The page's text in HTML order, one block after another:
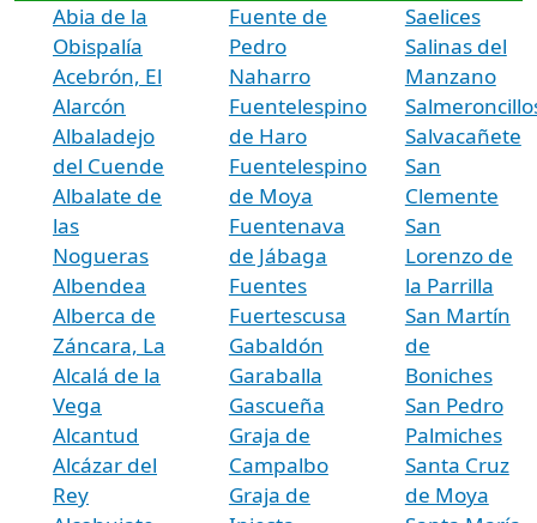
Abia de la
Obispalía
Acebrón, El
Alarcón
Albaladejo
del Cuende
Albalate de
las
Nogueras
Albendea
Alberca de
Záncara, La
Alcalá de la
Vega
Alcantud
Alcázar del
Rey
Fuente de
Pedro
Naharro
Fuentelespino
de Haro
Fuentelespino
de Moya
Fuentenava
de Jábaga
Fuentes
Fuertescusa
Gabaldón
Garaballa
Gascueña
Graja de
Campalbo
Graja de
Saelices
Salinas del
Manzano
Salvacañete
San
Clemente
San
Lorenzo de
la Parrilla
San Martín
de
Boniches
San Pedro
Palmiches
Santa Cruz
de Moya